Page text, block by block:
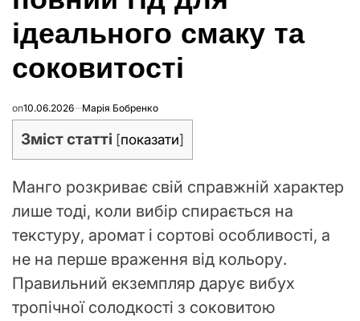
ідеального смаку та
соковитості
on10.06.2026 Марія Бобренко
Зміст статті [показати]
Манго розкриває свій справжній характер
лише тоді, коли вибір спирається на
текстуру, аромат і сортові особливості, а
не на перше враження від кольору.
Правильний екземпляр дарує вибух
тропічної солодкості з соковитою